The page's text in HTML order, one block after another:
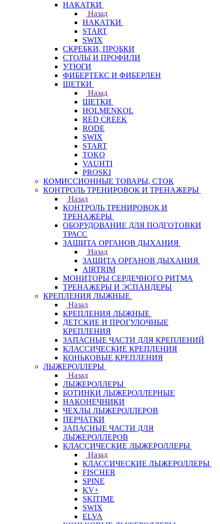
НАКАТКИ
Назад
НАКАТКИ
START
SWIX
СКРЕБКИ, ПРОБКИ
СТОЛЫ И ПРОФИЛИ
УТЮГИ
ФИБЕРТЕКС И ФИБЕРЛЕН
ЩЕТКИ
Назад
ЩЕТКИ
HOLMENKOL
RED CREEK
RODE
SWIX
START
TOKO
VAUHTI
PROSKI
КОМИССИОННЫЕ ТОВАРЫ, СТОК
КОНТРОЛЬ ТРЕНИРОВОК И ТРЕНАЖЕРЫ
Назад
КОНТРОЛЬ ТРЕНИРОВОК И
ТРЕНАЖЕРЫ
ОБОРУДОВАНИЕ ДЛЯ ПОДГОТОВКИ
ТРАСС
ЗАЩИТА ОРГАНОВ ДЫХАНИЯ
Назад
ЗАЩИТА ОРГАНОВ ДЫХАНИЯ
AIRTRIM
МОНИТОРЫ СЕРДЕЧНОГО РИТМА
ТРЕНАЖЕРЫ И ЭСПАНДЕРЫ
КРЕПЛЕНИЯ ЛЫЖНЫЕ
Назад
КРЕПЛЕНИЯ ЛЫЖНЫЕ
ДЕТСКИЕ И ПРОГУЛОЧНЫЕ
КРЕПЛЕНИЯ
ЗАПАСНЫЕ ЧАСТИ ДЛЯ КРЕПЛЕНИЙ
КЛАССИЧЕСКИЕ КРЕПЛЕНИЯ
КОНЬКОВЫЕ КРЕПЛЕНИЯ
ЛЫЖЕРОЛЛЕРЫ
Назад
ЛЫЖЕРОЛЛЕРЫ
БОТИНКИ ЛЫЖЕРОЛЛЕРНЫЕ
НАКОНЕЧНИКИ
ЧЕХЛЫ ЛЫЖЕРОЛЛЕРОВ
ПЕРЧАТКИ
ЗАПАСНЫЕ ЧАСТИ ДЛЯ
ЛЫЖЕРОЛЛЕРОВ
КЛАССИЧЕСКИЕ ЛЫЖЕРОЛЛЕРЫ
Назад
КЛАССИЧЕСКИЕ ЛЫЖЕРОЛЛЕРЫ
FISCHER
SPINE
KV+
SKITIME
SWIX
ELVA